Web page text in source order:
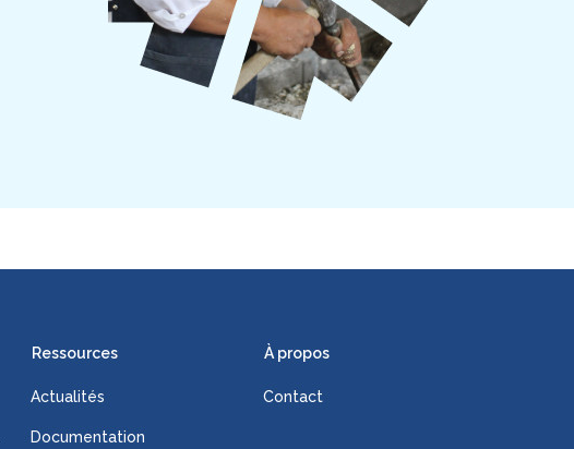
Ressources
Actualités
Documentation
À propos
Contact